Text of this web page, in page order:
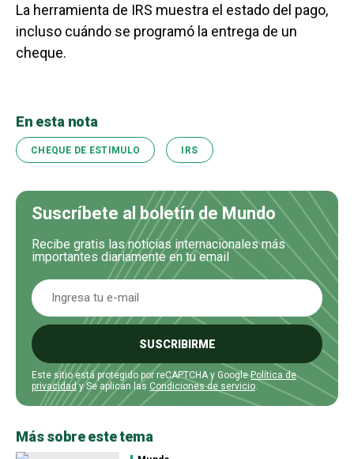
La herramienta de IRS muestra el estado del pago,
incluso cuándo se programó la entrega de un
cheque.
En esta nota
CHEQUE DE ESTIMULO IRS
Suscríbete al boletín de Mundo
Recibe gratis las noticias internacionales más
importantes diariamente en tu email
SUSCRIBIRME
Este sitio está protegido por reCAPTCHA y GooglePolítica de
privacidady Se aplican las Condiciones de servicio
Más sobre este tema